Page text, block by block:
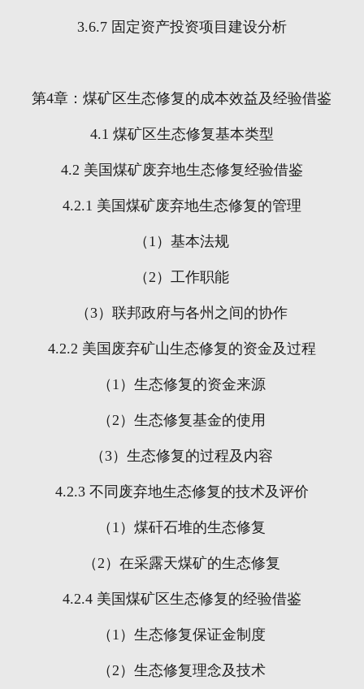
3.6.7 固定资产投资项目建设分析
第4章：煤矿区生态修复的成本效益及经验借鉴
4.1 煤矿区生态修复基本类型
4.2 美国煤矿废弃地生态修复经验借鉴
4.2.1 美国煤矿废弃地生态修复的管理
（ 1 ）基本法规
（ 2 ）工作职能
（3）联邦政府与各州之间的协作
4.2.2 美国废弃矿山生态修复的资金及过程
（ 1 ）生态修复的资金来源
（ 2 ）生态修复基金的使用
（3）生态修复的过程及内容
4.2.3 不同废弃地生态修复的技术及评价
（ 1 ）煤矸石堆的生态修复
（ 2 ）在采露天煤矿的生态修复
4.2.4 美国煤矿区生态修复的经验借鉴
（ 1 ）生态修复保证金制度
（ 2 ）生态修复理念及技术